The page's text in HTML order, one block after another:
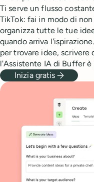
Ti serve un flusso
TikTok: fai in modo di
organizza tutte le tue
quando arriva
per trovare idee, scrivere
l'Assistente IA di Buffer è
Inizia gratis